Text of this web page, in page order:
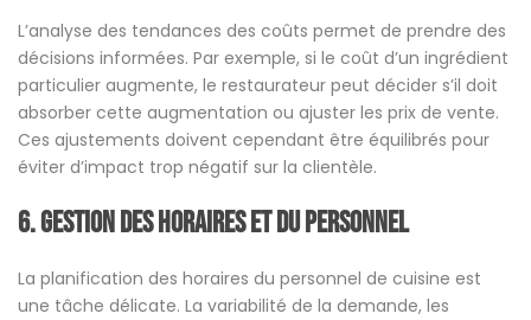
L’analyse des tendances des coûts permet de prendre des
décisions informées. Par exemple, si le coût d’un ingrédient
particulier augmente, le restaurateur peut décider s’il doit
absorber cette augmentation ou ajuster les prix de vente.
Ces ajustements doivent cependant être équilibrés pour
éviter d’impact trop négatif sur la clientèle.
6. Gestion des Horaires et du Personnel
La planification des horaires du personnel de cuisine est
une tâche délicate. La variabilité de la demande, les